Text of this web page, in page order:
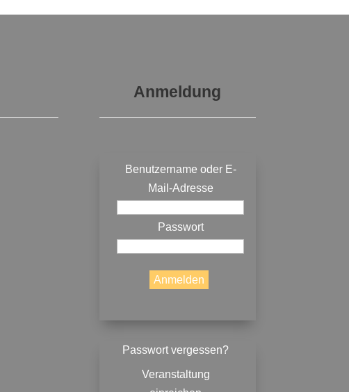
Anmeldung
Benutzername oder E-
Mail-Adresse
Passwort
Passwort vergessen?
Veranstaltung